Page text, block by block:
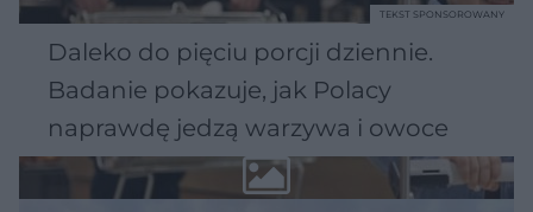
Daleko do pięciu porcji dziennie.
Badanie pokazuje, jak Polacy
naprawdę jedzą warzywa i owoce
TEKST SPONSOROWANY